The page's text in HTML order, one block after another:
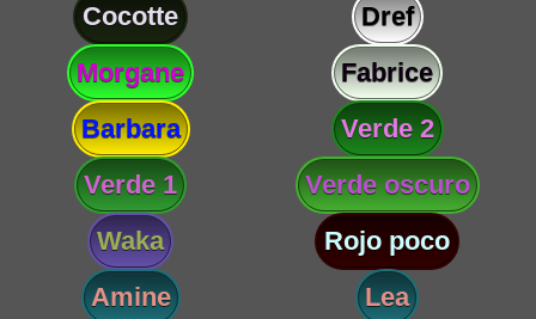
Cocotte
Dref
Morgane
Fabrice
Barbara
Verde 2
Verde 1
Verde oscuro
Waka
Rojo poco
Amine
Lea